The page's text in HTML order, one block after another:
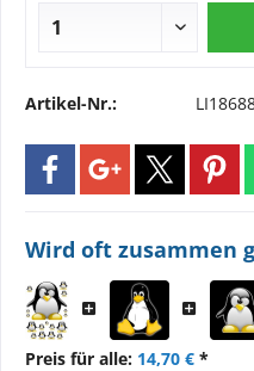
Artikel-Nr.:
Wird oft zusammen
Preis für alle: 14,70 € *